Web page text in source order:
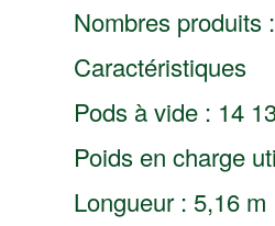
Nombres produits
Caractéristiques
Pods à vide : 14
Poids en charge
Longueur : 5,16 m